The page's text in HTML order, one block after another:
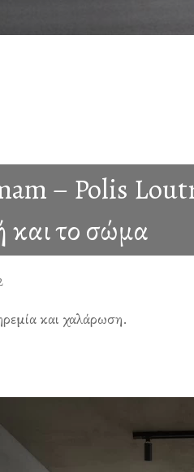
– Polis
και το σώμα
και χαλάρωση.